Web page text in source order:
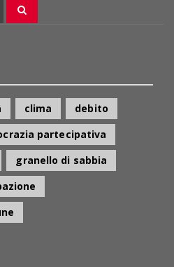
clima
debito
partecipativa
granello di sabbia